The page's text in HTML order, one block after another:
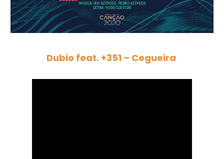
Dubio feat. +351 – Cegueira